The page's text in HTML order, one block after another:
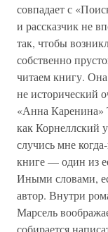
совпадает с
и рассказчик не
так, чтобы
собственно
читаем книгу. Она
не исторический
«Анна Каренина»
как Корнеллский
случись мне
книге — один из
Иными словами,
автор. Внутри
Марсель
собирается